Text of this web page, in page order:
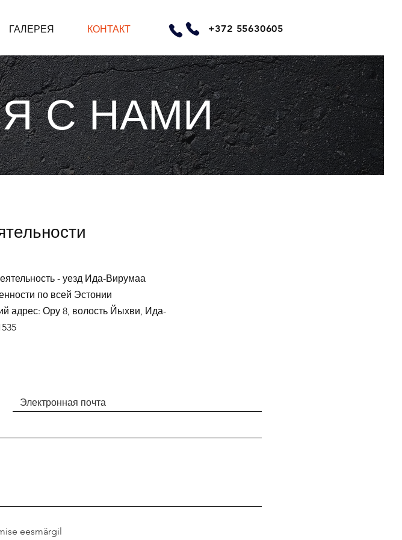
ГАЛЕРЕЯ КОНТАКТ +372 55630605
С НАМИ
- уезд Ида-Вирумаа
по всей Эстонии
адрес: Ору 8, волость Йыхви, Ида-
eesmärgil